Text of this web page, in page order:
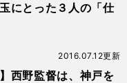
にとった３人の「仕
】西野監督は、神戸を
2016.07.12更新